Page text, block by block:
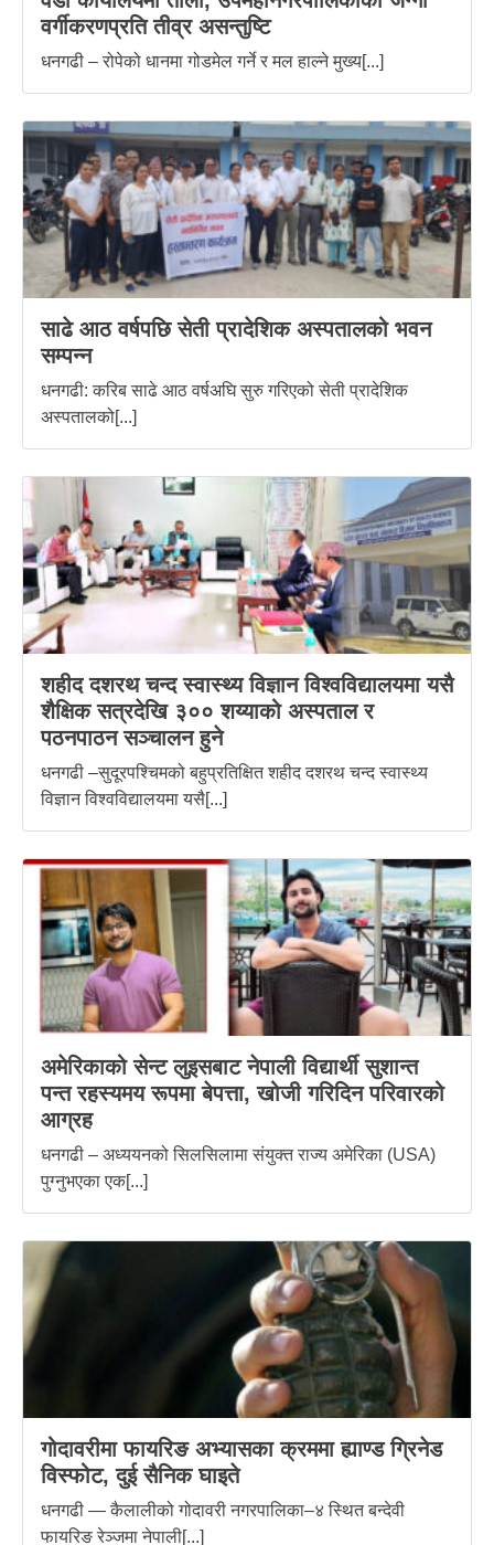
वर्गीकरणप्रति तीव्र असन्तुष्टि
धनगढी – रोपेको धानमा गोडमेल गर्ने र मल हाल्ने मुख्य[...]
साढे आठ वर्षपछि सेती प्रादेशिक अस्पतालको भवन
सम्पन्न
धनगढी: करिब साढे आठ वर्षअघि सुरु गरिएको सेती प्रादेशिक
अस्पतालको[...]
शहीद दशरथ चन्द स्वास्थ्य विज्ञान विश्वविद्यालयमा यसै
शैक्षिक सत्रदेखि ३०० शय्याको अस्पताल र
पठनपाठन सञ्चालन हुने
धनगढी –सुदूरपश्चिमको बहुप्रतिक्षित शहीद दशरथ चन्द स्वास्थ्य
विज्ञान विश्वविद्यालयमा यसै[...]
अमेरिकाको सेन्ट लुइसबाट नेपाली विद्यार्थी सुशान्त
पन्त रहस्यमय रूपमा बेपत्ता, खोजी गरिदिन परिवारको
आग्रह
धनगढी – अध्ययनको सिलसिलामा संयुक्त राज्य अमेरिका (USA)
पुग्नुभएका एक[...]
गोदावरीमा फायरिङ अभ्यासका क्रममा ह्याण्ड ग्रिनेड
विस्फोट, दुई सैनिक घाइते
धनगढी — कैलालीको गोदावरी नगरपालिका–४ स्थित बन्देवी
फायरिङ रेञ्जमा नेपाली[...]